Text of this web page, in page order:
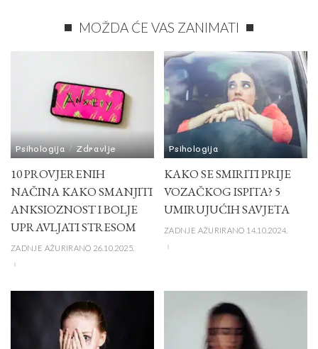
MOŽDA ĆE VAS ZANIMATI
Psihologija Zdravlje
10 PROVJERENIH
NAČINA KAKO SMANJITI
ANKSIOZNOST I BOLJE
UPRAVLJATI STRESOM
ZADNJE AŽURIRANO 26.10.2025.
Psihologija
KAKO SE SMIRITI PRIJE
VOZAČKOG ISPITA? 5
UMIRUJUĆIH SAVJETA
ZADNJE AŽURIRANO 14.10.2024.